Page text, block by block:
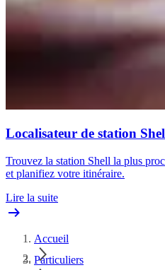
Localisateur de station
Trouvez la station Shell la plus
et planifiez votre itinéraire.
Lire la suite
Accueil
Particuliers